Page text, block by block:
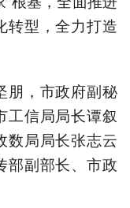
转型，全力打造
朋，市政府副秘
工信局局长谭叙
数局局长张志云
部副部长、市政